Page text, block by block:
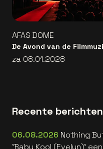
AFAS DOME
De Avond van de
za 08.01.2028
Recente
06.08.2026 Nothing
'Baby Kool (Evelyn)'